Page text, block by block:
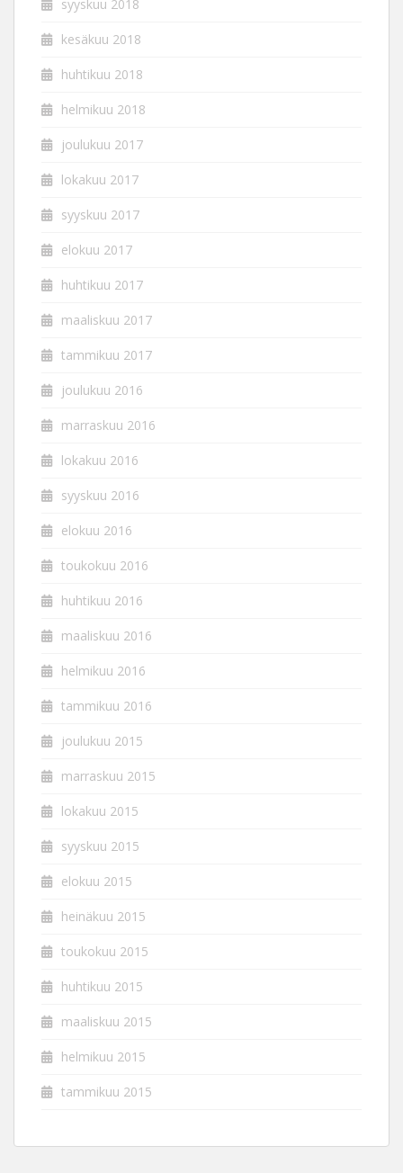
syyskuu 2018
kesäkuu 2018
huhtikuu 2018
helmikuu 2018
joulukuu 2017
lokakuu 2017
syyskuu 2017
elokuu 2017
huhtikuu 2017
maaliskuu 2017
tammikuu 2017
joulukuu 2016
marraskuu 2016
lokakuu 2016
syyskuu 2016
elokuu 2016
toukokuu 2016
huhtikuu 2016
maaliskuu 2016
helmikuu 2016
tammikuu 2016
joulukuu 2015
marraskuu 2015
lokakuu 2015
syyskuu 2015
elokuu 2015
heinäkuu 2015
toukokuu 2015
huhtikuu 2015
maaliskuu 2015
helmikuu 2015
tammikuu 2015